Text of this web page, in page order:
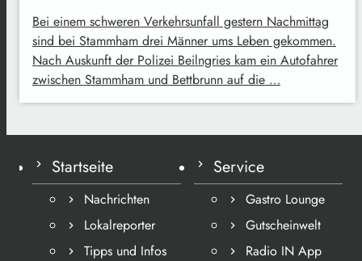
Bei einem schweren Verkehrsunfall gestern Nachmittag
sind bei Stammham drei Männer ums Leben gekommen.
Nach Auskunft der Polizei Beilngries kam ein Autofahrer
zwischen Stammham und Bettbrunn auf die …
Startseite
Nachrichten
Lokalreporter
Tipps und Infos
Service
Gastro Lounge
Gutscheinwelt
Radio IN App